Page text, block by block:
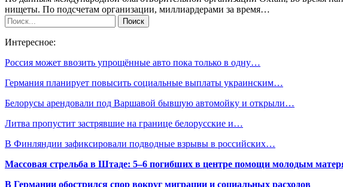
нищеты. По подсчетам организации, миллиардерами за время…
Интересное:
Россия может ввозить упрощённые авто пока только в одну…
Германия планирует повысить социальные выплаты украинским…
Белорусы арендовали под Варшавой бывшую автомойку и открыли…
Литва пропустит застрявшие на границе белорусские и…
В Финляндии зафиксировали подводные взрывы в российских…
Массовая стрельба в Штаде: 5–6 погибших в центре помощи молодым
В Германии обострился спор вокруг миграции и социальных расходов